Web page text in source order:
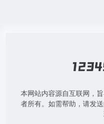
本网站内容源自互联网，
者所有。如需帮助，请发